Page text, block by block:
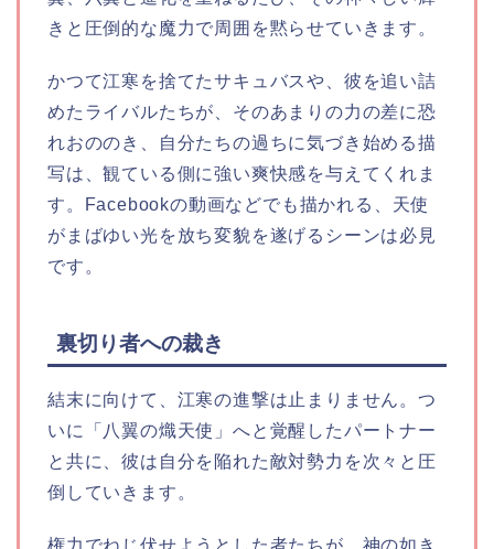
きと圧倒的な魔力で周囲を黙らせていきます。
かつて江寒を捨てたサキュバスや、彼を追い詰
めたライバルたちが、そのあまりの力の差に恐
れおののき、自分たちの過ちに気づき始める描
写は、観ている側に強い爽快感を与えてくれま
す。Facebookの動画などでも描かれる、天使
がまばゆい光を放ち変貌を遂げるシーンは必見
です。
裏切り者への裁き
結末に向けて、江寒の進撃は止まりません。つ
いに「八翼の熾天使」へと覚醒したパートナー
と共に、彼は自分を陥れた敵対勢力を次々と圧
倒していきます。